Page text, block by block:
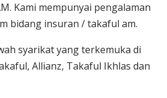
Kami mempunyai pengalaman
bidang insuran / takaful am.
syarikat yang terkemuka di
Allianz, Takaful Ikhlas dan